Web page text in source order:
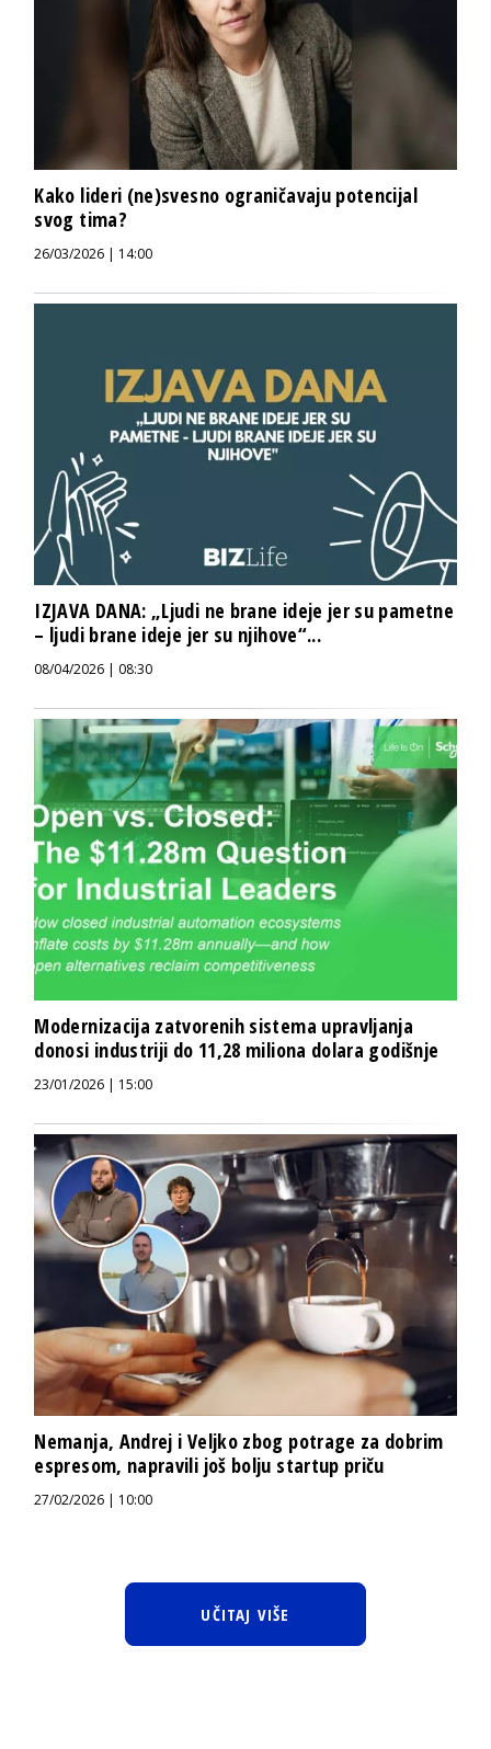
Kako lideri (ne)svesno ograničavaju potencijal
svog tima?
26/03/2026 | 14:00
IZJAVA DANA: „Ljudi ne brane ideje jer su pametne
– ljudi brane ideje jer su njihove“...
08/04/2026 | 08:30
Modernizacija zatvorenih sistema upravljanja
donosi industriji do 11,28 miliona dolara godišnje
23/01/2026 | 15:00
Nemanja, Andrej i Veljko zbog potrage za dobrim
espresom, napravili još bolju startup priču
27/02/2026 | 10:00
UČITAJ VIŠE